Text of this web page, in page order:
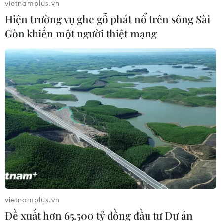
Nhà riêng của tân Bộ trưởng Tư pháp Hàn
Quốc bị khám xét
23/09/2019 10:20
Hiện gia đình ông Cho Kuk, Bộ trưởng Tư pháp Hàn
Quốc, đang bị điều tra về những cáo buộc về sai phạm
trong quản lý Quỹ cổ phần tư nhân (PEF) có liên quan
đến năm trường đại học.
vietnamplus.vn
Hiện trường vụ ghe gỗ phát nổ trên sông Sài
Gòn khiến một người thiệt mạng
vietnamplus.vn
Đề xuất hơn 65.500 tỷ đồng đầu tư Dự án